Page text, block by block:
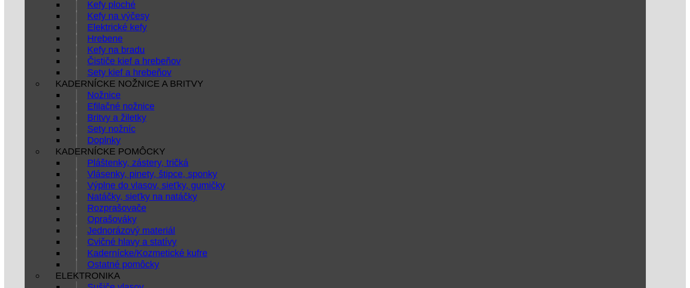
Kefy ploché
Kefy na výčesy
Elektrické kefy
Hrebene
Kefy na bradu
Čističe kief a hrebeňov
Sety kief a hrebeňov
KADERNÍCKE NOŽNICE A BRITVY
Nožnice
Efilačné nožnice
Britvy a žiletky
Sety nožníc
Doplnky
KADERNÍCKE POMÔCKY
Pláštenky, zástery, tričká
Vlásenky, pinety, štipce, sponky
Výplne do vlasov, sieťky, gumičky
Natáčky, sieťky na natáčky
Rozprašovače
Oprašováky
Jednorázový materiál
Cvičné hlavy a statívy
Kadernícke/Kozmetické kufre
Ostatné pomôcky
ELEKTRONIKA